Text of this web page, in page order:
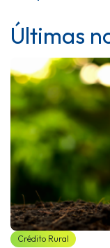
Últimas
Crédito Rural